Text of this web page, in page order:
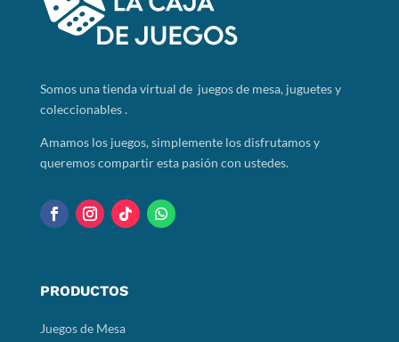
Somosuna tienda virtual de juegos de mesa, juguetes y
coleccionables .
Amamos los juegos, simplemente los disfrutamos y
queremos compartir esta pasión con ustedes.
PRODUCTOS
Juegos de Mesa